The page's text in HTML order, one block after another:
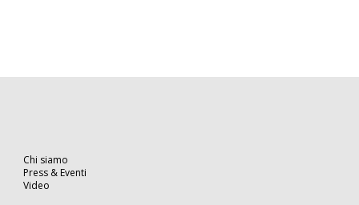
Chi siamo
Press & Eventi
Video